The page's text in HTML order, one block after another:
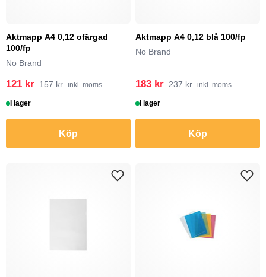
Aktmapp A4 0,12 ofärgad
100/fp
No Brand
121 kr 157 kr inkl. moms
I lager
Köp
Aktmapp A4 0,12 blå 100/fp
No Brand
183 kr 237 kr inkl. moms
I lager
Köp